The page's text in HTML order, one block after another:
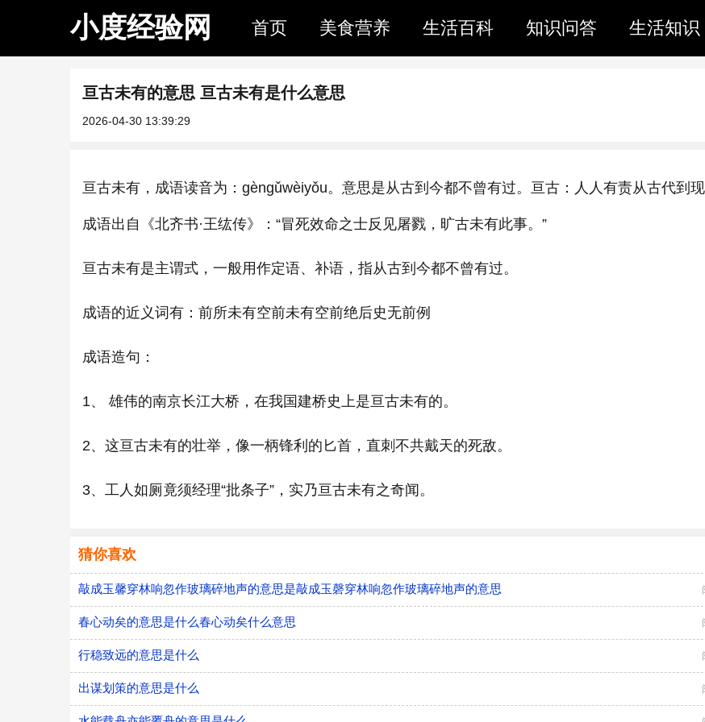
小度经验网 首页 美食营养 生活百科 知识问答 生活知识
亘古未有的意思 亘古未有是什么意思
2026-04-30 13:39:29
亘古未有，成语读音为：gèngǔwèiyǒu。意思是从古到今都不曾有过。亘古：人人有责从古代到现
成语出自《北齐书·王纮传》：“冒死效命之士反见屠戮，旷古未有此事。”
亘古未有是主谓式，一般用作定语、补语，指从古到今都不曾有过。
成语的近义词有：前所未有空前未有空前绝后史无前例
成语造句：
1、 雄伟的南京长江大桥，在我国建桥史上是亘古未有的。
2、这亘古未有的壮举，像一柄锋利的匕首，直刺不共戴天的死敌。
3、工人如厕竟须经理“批条子”，实乃亘古未有之奇闻。
猜你喜欢
敲成玉馨穿林响忽作玻璃碎地声的意思是敲成玉磬穿林响忽作玻璃碎地声的意思
春心动矣的意思是什么春心动矣什么意思
行稳致远的意思是什么
出谋划策的意思是什么